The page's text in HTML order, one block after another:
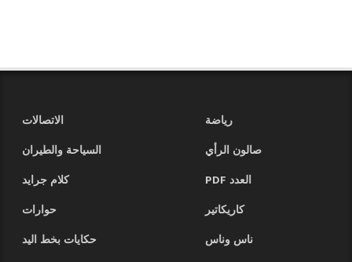
رياضة
الاتصالات
صالون الرأي
السياحة والطيران
العدد PDF
كلام جرايد
كاريكاتير
حوارات
ناس وناس
حكايات بخط اليد